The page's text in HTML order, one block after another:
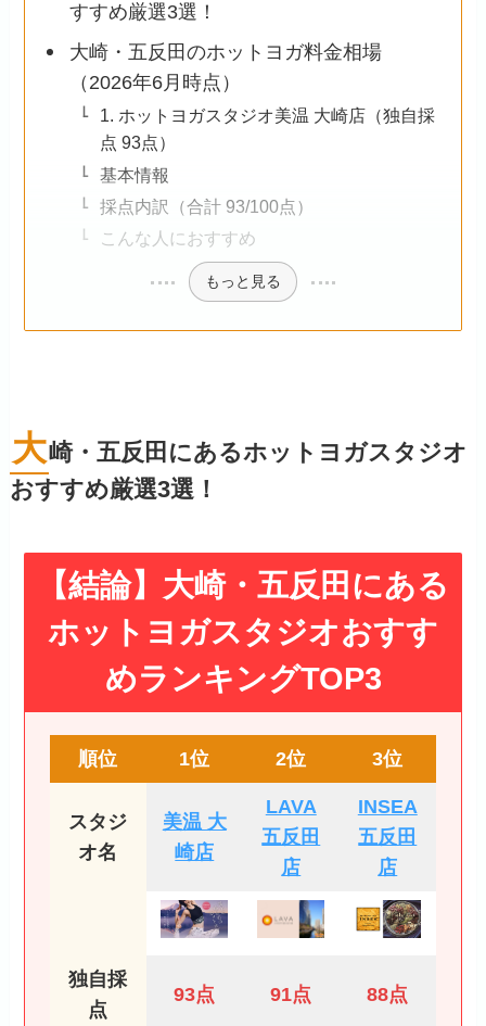
すすめ厳選3選！
大崎・五反田のホットヨガ料金相場
（2026年6月時点）
1. ホットヨガスタジオ美温 大崎店（独自採
点 93点）
基本情報
採点内訳（合計 93/100点）
こんな人におすすめ
もっと見る
大崎・五反田にあるホットヨガスタジオ
おすすめ厳選3選！
【結論】大崎・五反田にある
ホットヨガスタジオおすす
めランキングTOP3
順位 1位 2位 3位
スタジ
オ名
美温 大
崎店
LAVA
五反田
店
INSEA
五反田
店
独自採
点
93点 91点 88点